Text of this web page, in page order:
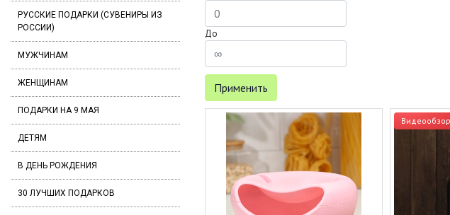
РУССКИЕ ПОДАРКИ (СУВЕНИРЫ ИЗ
РОССИИ)
МУЖЧИНАМ
ЖЕНЩИНАМ
ПОДАРКИ НА 9 МАЯ
ДЕТЯМ
В ДЕНЬ РОЖДЕНИЯ
30 ЛУЧШИХ ПОДАРКОВ
До
Применить
Видеообзор